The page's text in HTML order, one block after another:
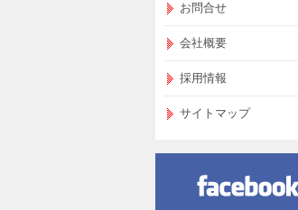
お問合せ
会社概要
採用情報
サイトマップ